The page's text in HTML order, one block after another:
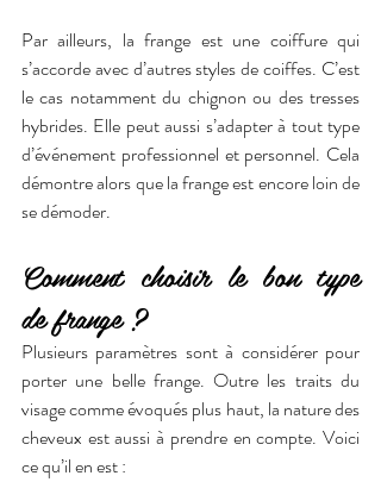
Par ailleurs, la frange est une coiffure qui
s’accorde avec d’autres styles de coiffes. C’est
le cas notamment du chignon ou des tresses
hybrides. Elle peut aussi s’adapter à tout type
d’événement professionnel et personnel. Cela
démontre alors que la frange est encore loin de
se démoder.
Comment choisir le bon type
de frange ?
Plusieurs paramètres sont à considérer pour
porter une belle frange. Outre les traits du
visage comme évoqués plus haut, la nature des
cheveux est aussi à prendre en compte. Voici
ce qu’il en est :